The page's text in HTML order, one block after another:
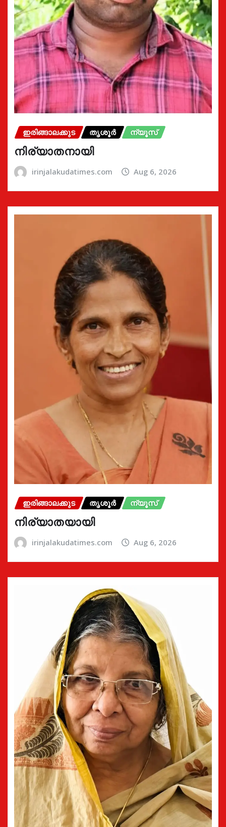
ഇരിങ്ങാലക്കുട തൃശൂർ ന്യൂസ്
നിര്യാതനായി
irinjalakudatimes.com Aug 6, 2026
ഇരിങ്ങാലക്കുട തൃശൂർ ന്യൂസ്
നിര്യാതയായി
irinjalakudatimes.com Aug 6, 2026